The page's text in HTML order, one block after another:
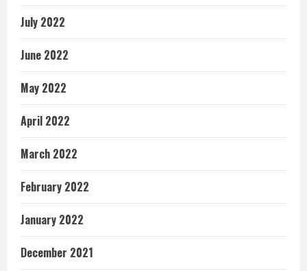
July 2022
June 2022
May 2022
April 2022
March 2022
February 2022
January 2022
December 2021